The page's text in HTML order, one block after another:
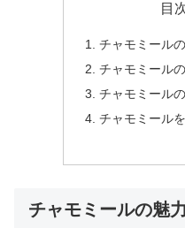
目
チャモミール
チャモミール
チャモミール
チャモミール
チャモミールの魅